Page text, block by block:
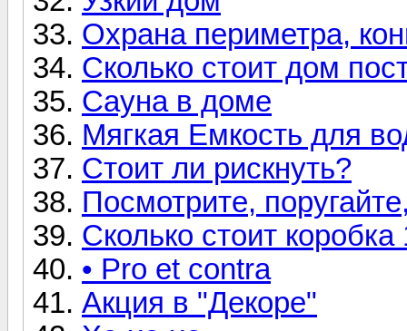
Охрана периметра,
Сколько стоит дом
Сауна в доме
Мягкая Емкость для
Стоит ли рискнуть?
Посмотрите,
Сколько стоит
• Pro et contra
Акция в "Декоре"